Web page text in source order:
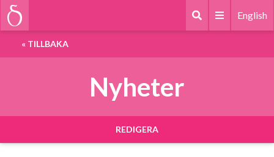
English
« TILLBAKA
Nyheter
REDIGERA